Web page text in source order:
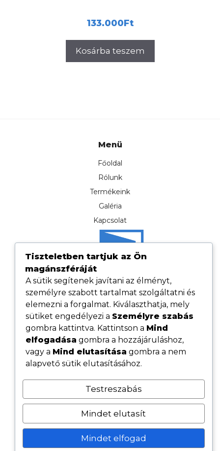
133.000Ft
Kosárba teszem
Menü
Főoldal
Rólunk
Termékeink
Galéria
Kapcsolat
Hasznos linkek
Adatvédelmi tájékoztató
Cookie tájékoztató
Kövess minket közösségi oldalainkon
Tiszteletben tartjuk az Ön
magánszféráját
A sütik segítenek javítani az élményt,
személyre szabott tartalmat szolgáltatni és
elemezni a forgalmat. Kiválaszthatja, mely
sütiket engedélyezi a Személyre szabás
gombra kattintva. Kattintson a Mind
elfogadása gombra a hozzájáruláshoz,
vagy a Mind elutasítása gombra a nem
alapvető sütik elutasításához.
Testreszabás
Mindet elutasít
Mindet elfogad